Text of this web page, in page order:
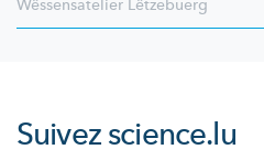
Wëssensatelier Lëtzebuerg
Suivezscience.lu